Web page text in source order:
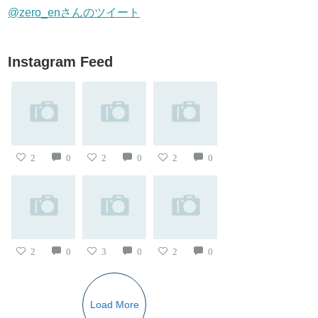
@zero_enさんのツイート
Instagram Feed
2 0 2 0 2 0
2 0 3 0 2 0
Load More